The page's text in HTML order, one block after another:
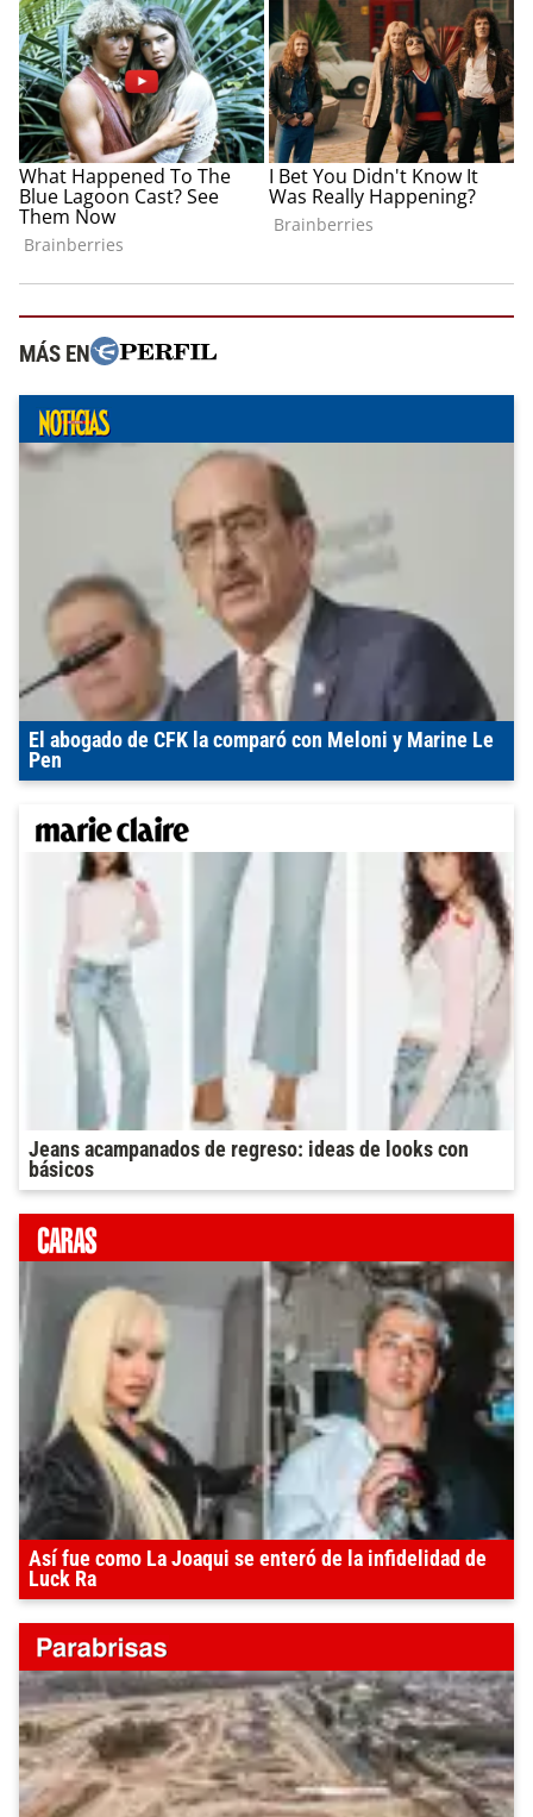
MÁS EN
El abogado de CFK la comparó con Meloni y Marine Le
Pen
Jeans acampanados de regreso: ideas de looks con
básicos
Así fue como La Joaqui se enteró de la infidelidad de
Luck Ra